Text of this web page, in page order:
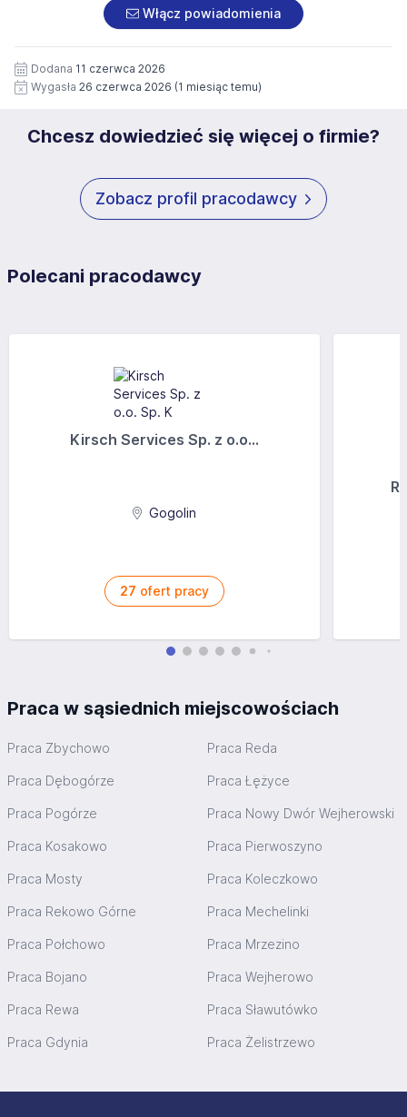
pod numerem 33 816 64 09 lub pisemnie na adres
siedziby administratora.
https://www.workprofit.pl/klauzula-informacyjna.html
załączonych dokumentach aplikacyjnych (w tym
wizerunku), na potrzeby przyszłych rekrutacji przez okres
12 miesięcy. Zgoda jest dobrowolna i może być w każdym
czasie wycofana.
Włącz powiadomienia
Dodana 11 czerwca 2026
Wygasła 26 czerwca 2026 (1 miesiąc temu)
Chcesz dowiedzieć się więcej o firmie?
Zobacz profil pracodawcy
Polecani pracodawcy
Kirsch Services Sp. z o.o...
Gogolin
27 ofert pracy
Praca w sąsiednich miejscowościach
Praca Zbychowo Praca Reda
Praca Dębogórze Praca Łężyce
Praca Pogórze Praca Nowy Dwór Wejherowski
Praca Kosakowo Praca Pierwoszyno
Praca Mosty Praca Koleczkowo
Praca Rekowo Górne Praca Mechelinki
Praca Połchowo Praca Mrzezino
Praca Bojano Praca Wejherowo
Praca Rewa Praca Sławutówko
Praca Gdynia Praca Żelistrzewo